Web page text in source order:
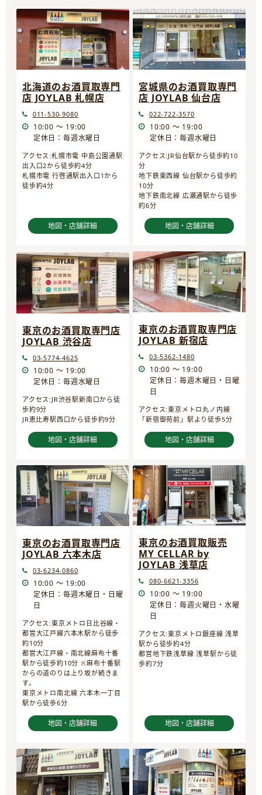
北海道のお酒買取専門
店 JOYLAB 札幌店
011-530-9080
10:00 ～ 19:00
定休日：毎週水曜日
アクセス:札幌市電 中島公園通駅
出入口2から徒歩約4分
札幌市電 行啓通駅出入口1から
徒歩約4分
地図・店舗詳細
宮城県のお酒買取専門
店 JOYLAB 仙台店
022-722-3570
10:00 ～ 19:00
定休日：毎週水曜日
アクセス:JR仙台駅から徒歩約10
分
地下鉄東西線 仙台駅から徒歩約
10分
地下鉄南北線 広瀬通駅から徒歩
約6分
地図・店舗詳細
東京のお酒買取専門店
JOYLAB 渋谷店
03-5774-4625
10:00 ～ 19:00
定休日：毎週水曜日
アクセス:JR渋谷駅新南口から徒
歩約9分
JR恵比寿駅西口から徒歩約9分
地図・店舗詳細
東京のお酒買取専門店
JOYLAB 新宿店
03-5362-1480
10:00 ～ 19:00
定休日：毎週木曜日・日曜
日
アクセス:東京メトロ丸ノ内線
「新宿御苑前」駅より徒歩5分
地図・店舗詳細
東京のお酒買取専門店
JOYLAB 六本木店
03-6234-0860
10:00 ～ 19:00
定休日：毎週木曜日・日曜
日
アクセス:東京メトロ日比谷線・
都営大江戸線六本木駅から徒歩
約10分
都営大江戸線・南北線麻布十番
駅から徒歩約10分 ※麻布十番駅
からの道のりは上り坂が続きま
す。
東京メトロ南北線 六本木一丁目
駅から徒歩6分
地図・店舗詳細
東京のお酒買取販売
MY CELLAR by
JOYLAB 浅草店
080-6621-3356
10:00 ～ 19:00
定休日：毎週火曜日・水曜
日
アクセス:東京メトロ銀座線 浅草
駅から徒歩約4分
都営地下鉄浅草線 浅草駅から徒
歩約7分
地図・店舗詳細